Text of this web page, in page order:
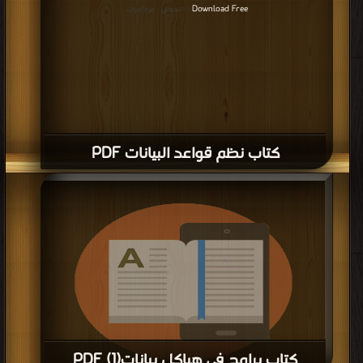
كتاب نظم قواعد البيانات PDF
Download Free | التحميل : مرة/مرات